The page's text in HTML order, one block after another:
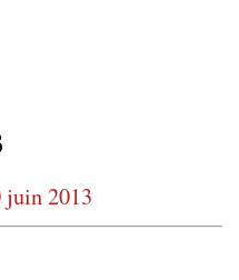
juin 2013